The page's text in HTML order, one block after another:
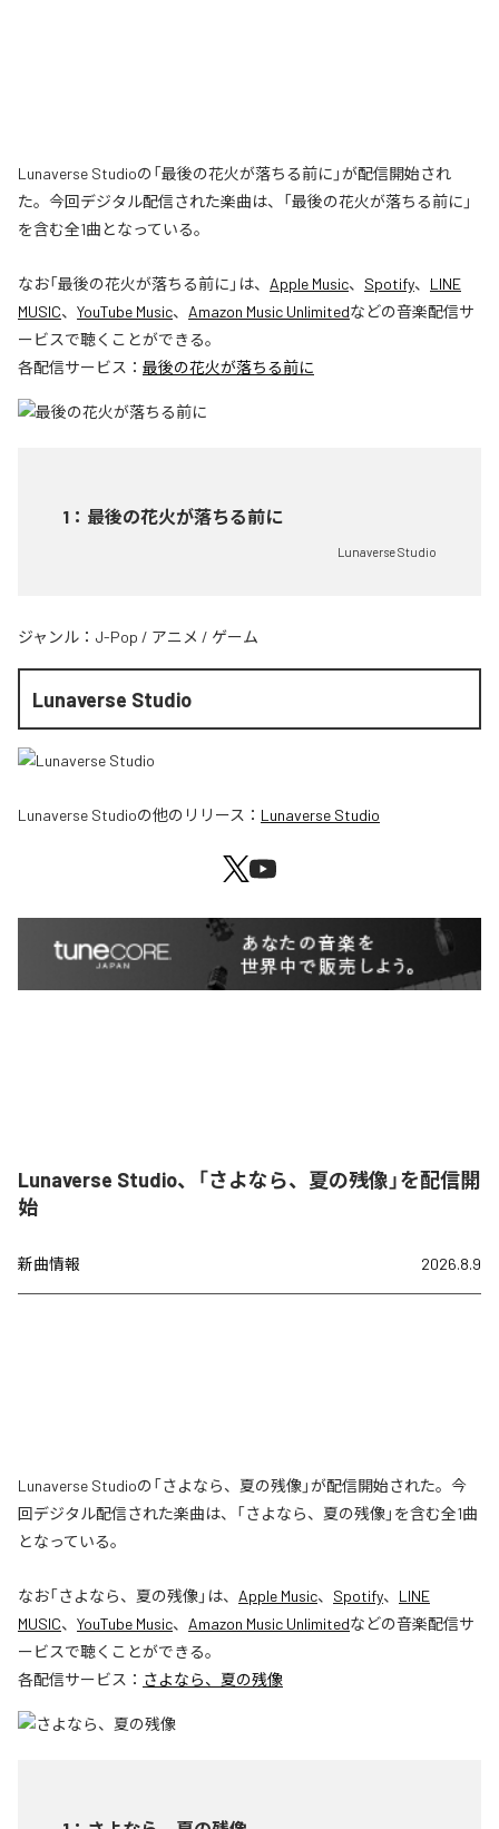
Lunaverse Studioの「最後の花火が落ちる前に」が配信開始され
た。今回デジタル配信された楽曲は、「最後の花火が落ちる前に」
を含む全1曲となっている。
なお「最後の花火が落ちる前に 」は、 Apple Music、 Spotify、 LINE
MUSIC、 YouTube Music、 Amazon Music Unlimitedなどの音楽配信サ
ービスで聴くことができる。
各配信サービス： 最後の花火が落ちる前に
1 ： 最後の花火が落ちる前に
Lunaverse Studio
ジャンル： J-Pop / アニメ / ゲーム
Lunaverse Studio
Lunaverse Studioの他のリリース： Lunaverse Studio
Lunaverse Studio、「さよなら、夏の残像」を配信開
始
新曲情報 2026.8.9
Lunaverse Studioの「さよなら、夏の残像」が配信開始された。今
回デジタル配信された楽曲は、「さよなら、夏の残像」を含む全1曲
となっている。
なお「さよなら、夏の残像」は、 Apple Music、 Spotify、 LINE
MUSIC、 YouTube Music、 Amazon Music Unlimitedなどの音楽配信サ
ービスで聴くことができる。
各配信サービス： さよなら、夏の残像